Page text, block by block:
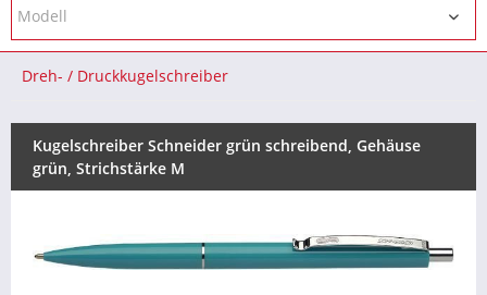
Dreh- / Druckkugelschreiber
Kugelschreiber Schneider grün schreibend, Gehäuse
grün, Strichstärke M